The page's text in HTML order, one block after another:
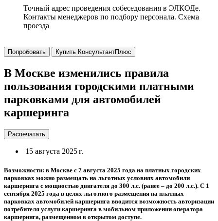
Точный адрес проведения собеседования в ЭЛКОДе.
Контакты менеджеров по подбору персонала. Схема
проезда
Попробовать Купить КонсультантПлюс
В Москве изменились правила
пользования городскими платными
парковками для автомобилей
каршеринга
Распечатать
15 августа 2025 г.
Возможности: в Москве с 7 августа 2025 года на платных городских
парковках можно размещать на льготных условиях автомобили
каршеринга с мощностью двигателя до 300 л.с. (ранее – до 200 л.с.). С 1
сентября 2025 года в целях льготного размещения на платных
парковках автомобилей каршеринга вводится возможность авторизации
потребителя услуги каршеринга в мобильном приложении оператора
каршеринга, размещенном в открытом доступе.